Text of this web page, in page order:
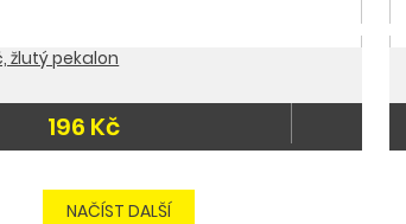
žlutý pekalon
196 Kč
NAČÍST DALŠÍ